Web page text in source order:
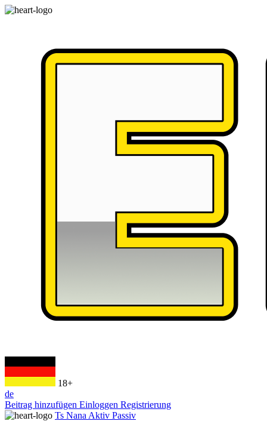
18+
de
Beitrag hinzufügen Einloggen Registrierung
Ts Nana Aktiv Passiv